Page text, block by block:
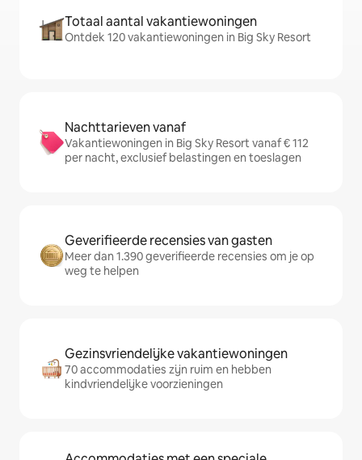
Totaal aantal vakantiewoningen
Ontdek 120 vakantiewoningen in Big Sky Resort
Nachttarieven vanaf
Vakantiewoningen in Big Sky Resort vanaf € 112
per nacht, exclusief belastingen en toeslagen
Geverifieerde recensies van gasten
Meer dan 1.390 geverifieerde recensies om je op
weg te helpen
Gezinsvriendelijke vakantiewoningen
70 accommodaties zijn ruim en hebben
kindvriendelijke voorzieningen